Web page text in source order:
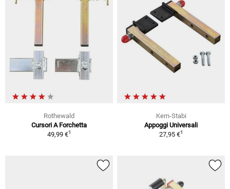
Rothewald
Cursori A Forchetta
49,99 €1
Kern-Stabi
Appoggi Universali
27,95 €1